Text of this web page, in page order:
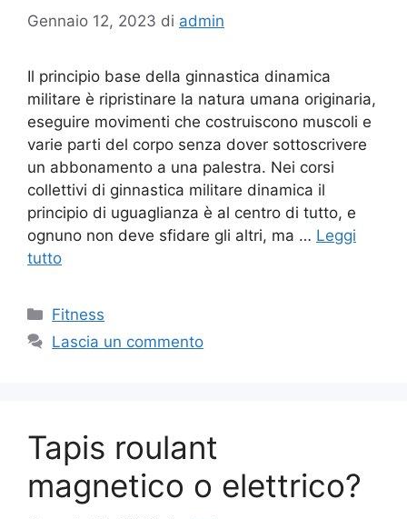
Gennaio 12, 2023 di admin
Il principio base della ginnastica dinamica
militare è ripristinare la natura umana originaria,
eseguire movimenti che costruiscono muscoli e
varie parti del corpo senza dover sottoscrivere
un abbonamento a una palestra. Nei corsi
collettivi di ginnastica militare dinamica il
principio di uguaglianza è al centro di tutto, e
ognuno non deve sfidare gli altri, ma … Leggi
tutto
Fitness
Lascia un commento
Tapis roulant
magnetico o elettrico?